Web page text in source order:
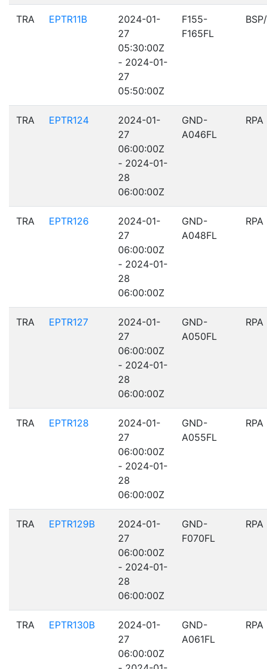
TRA EPTR11B
2024-01-
27
05:30:00Z
- 2024-01-
27
05:50:00Z
F155-
F165FL
TRA EPTR124
2024-01-
27
06:00:00Z
- 2024-01-
28
06:00:00Z
GND-
A046FL
RPA
TRA EPTR126
2024-01-
27
06:00:00Z
- 2024-01-
28
06:00:00Z
GND-
A048FL
RPA
TRA EPTR127
2024-01-
27
06:00:00Z
- 2024-01-
28
06:00:00Z
GND-
A050FL
RPA
TRA EPTR128
2024-01-
27
06:00:00Z
- 2024-01-
28
06:00:00Z
GND-
A055FL
RPA
TRA EPTR129B
2024-01-
27
06:00:00Z
- 2024-01-
28
06:00:00Z
GND-
F070FL
RPA
TRA EPTR130B
2024-01-
27
06:00:00Z
GND-
A061FL
RPA